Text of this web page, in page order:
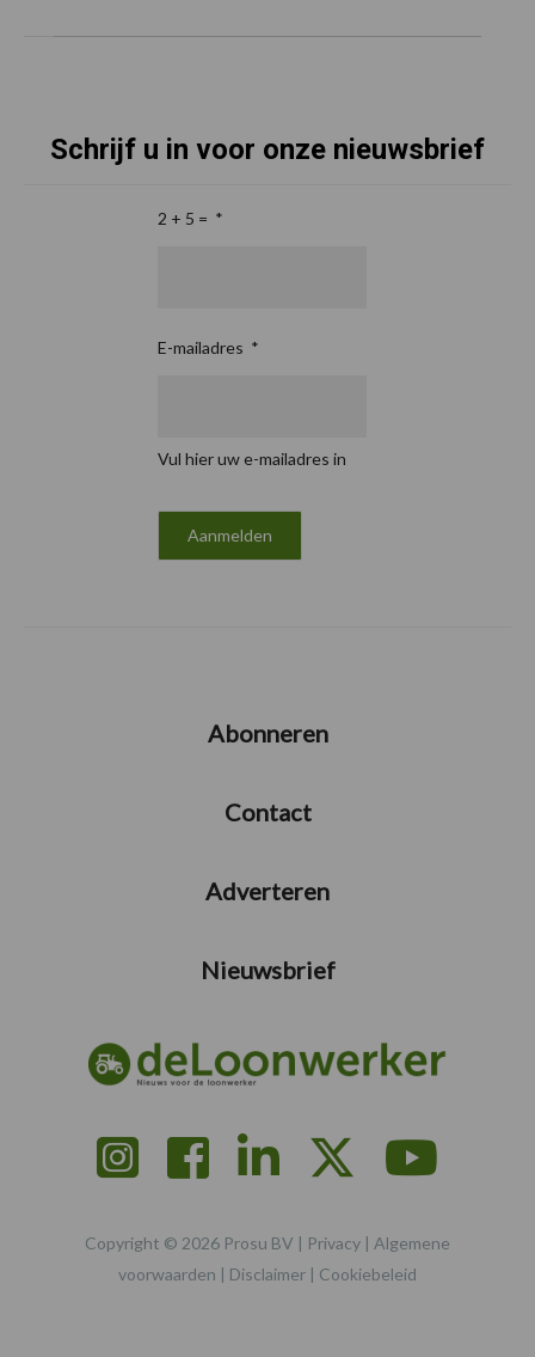
Schrijf u in voor onze nieuwsbrief
2 + 5 = *
E-mailadres *
Vul hier uw e-mailadres in
Abonneren
Contact
Adverteren
Nieuwsbrief
Copyright © 2026 Prosu BV | Privacy | Algemene
voorwaarden | Disclaimer | Cookiebeleid